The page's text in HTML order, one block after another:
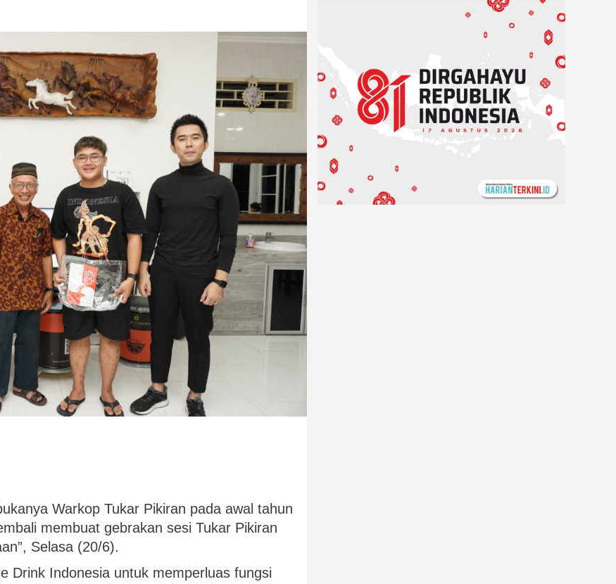
Warkop Tukar Pikiran pada awal tahun
membuat gebrakan sesi Tukar Pikiran
Selasa (20/6).
Drink Indonesia untuk memperluas fungsi